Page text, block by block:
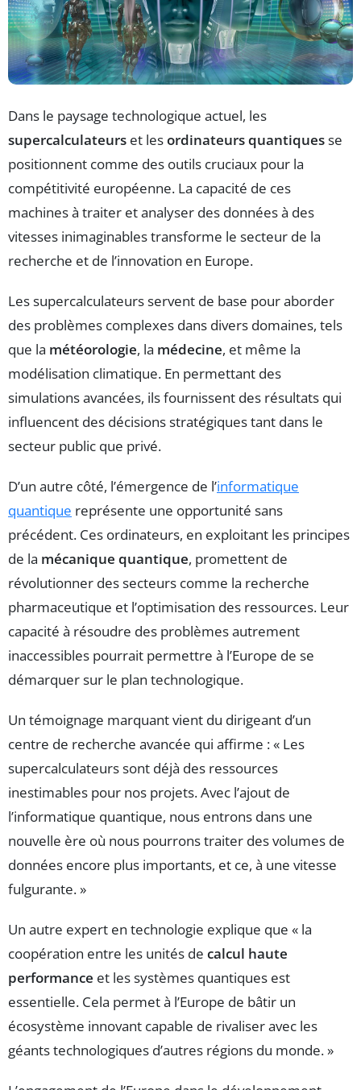
Dans le paysage technologique actuel, les
supercalculateurs et lesordinateurs quantiquesse
positionnent comme des outils cruciaux pour la
compétitivité européenne. La capacité de ces
machines à traiter et analyser des données à des
vitesses inimaginables transforme le secteur de la
recherche et de l’innovation en Europe.
Les supercalculateurs servent de base pour aborder
des problèmes complexes dans divers domaines, tels
que la météorologie, la médecine, et même la
modélisation climatique. En permettant des
simulations avancées, ils fournissent des résultats qui
influencent des décisions stratégiques tant dans le
secteur public que privé.
D’un autre côté, l’émergence de l’informatique
quantique représente une opportunité sans
précédent. Ces ordinateurs, en exploitant les principes
de la mécanique quantique, promettent de
révolutionner des secteurs comme la recherche
pharmaceutique et l’optimisation des ressources. Leur
capacité à résoudre des problèmes autrement
inaccessibles pourrait permettre à l’Europe de se
démarquer sur le plan technologique.
Un témoignage marquant vient du dirigeant d’un
centre de recherche avancée qui affirme : « Les
supercalculateurs sont déjà des ressources
inestimables pour nos projets. Avec l’ajout de
l’informatique quantique, nous entrons dans une
nouvelle ère où nous pourrons traiter des volumes de
données encore plus importants, et ce, à une vitesse
fulgurante. »
Un autre expert en technologie explique que « la
coopération entre les unités de calcul haute
performance et les systèmes quantiques est
essentielle. Cela permet à l’Europe de bâtir un
écosystème innovant capable de rivaliser avec les
géants technologiques d’autres régions du monde. »